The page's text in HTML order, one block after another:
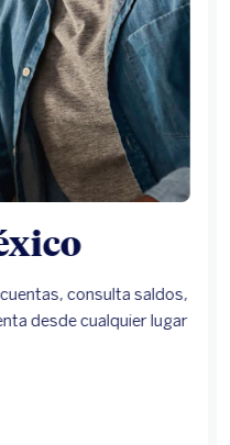
consulta saldos,
desde cualquier lugar